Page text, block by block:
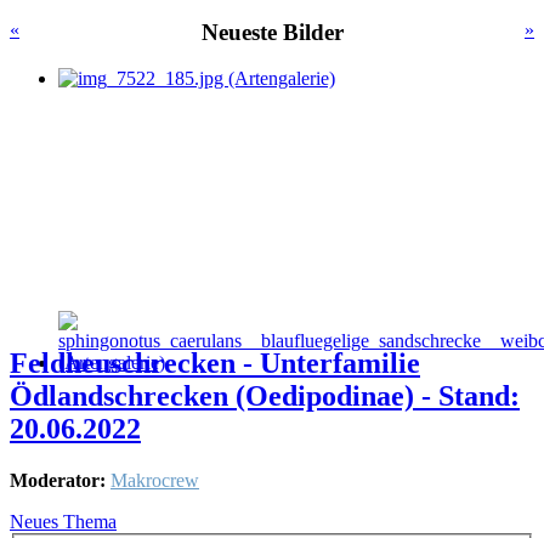
«
»
Neueste Bilder
Feldheuschrecken - Unterfamilie
Ödlandschrecken (Oedipodinae) - Stand:
20.06.2022
Moderator: Makrocrew
Neues Thema